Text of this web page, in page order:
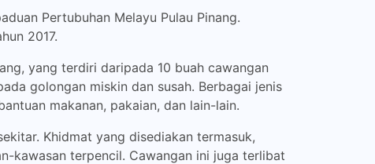
Pertubuhan Melayu Pulau Pinang.
2017.
yang terdiri daripada 10 buah cawangan
golongan miskin dan susah. Berbagai jenis
makanan, pakaian, dan lain-lain.
Khidmat yang disediakan termasuk,
kawasan terpencil. Cawangan ini juga terlibat